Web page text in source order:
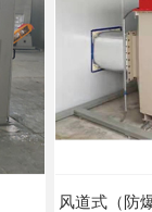
风道式（防